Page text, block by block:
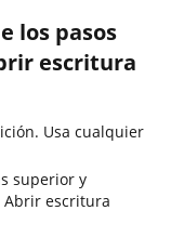
los pasos
escritura
Usa cualquier
superior y
Abrir escritura